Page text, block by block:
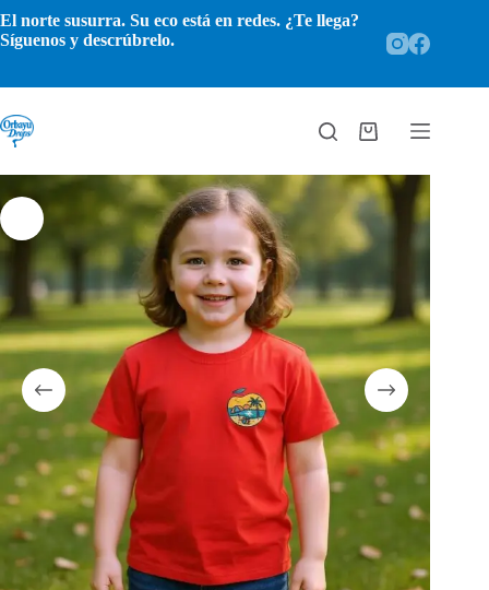
al
contenido
El norte susurra. Su eco está en redes. ¿Te llega?
Síguenos y descrúbrelo.
Carro
compra